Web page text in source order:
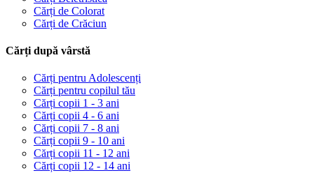
Cărți de Colorat
Cărți de Crăciun
Cărți după vârstă
Cărți pentru Adolescenți
Cărți pentru copilul tău
Cărți copii 1 - 3 ani
Cărți copii 4 - 6 ani
Cărți copii 7 - 8 ani
Cărți copii 9 - 10 ani
Cărți copii 11 - 12 ani
Cărți copii 12 - 14 ani